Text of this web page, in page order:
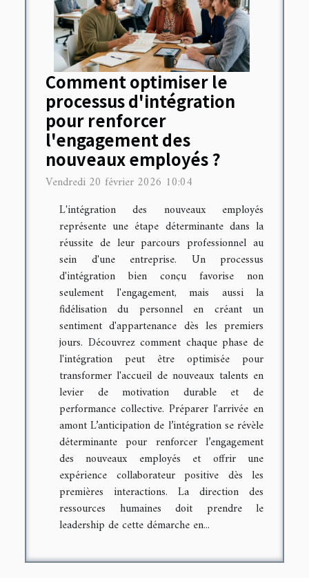
Comment optimiser le
processus d'intégration
pour renforcer
l'engagement des
nouveaux employés ?
Vendredi 20 février 2026 10:04
L'intégration des nouveaux employés
représente une étape déterminante dans la
réussite de leur parcours professionnel au
sein d'une entreprise. Un processus
d'intégration bien conçu favorise non
seulement l'engagement, mais aussi la
fidélisation du personnel en créant un
sentiment d'appartenance dès les premiers
jours. Découvrez comment chaque phase de
l'intégration peut être optimisée pour
transformer l'accueil de nouveaux talents en
levier de motivation durable et de
performance collective. Préparer l'arrivée en
amont L’anticipation de l’intégration se révèle
déterminante pour renforcer l’engagement
des nouveaux employés et offrir une
expérience collaborateur positive dès les
premières interactions. La direction des
ressources humaines doit prendre le
leadership de cette démarche en...